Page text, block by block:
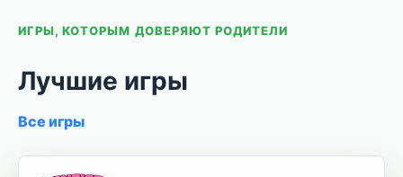
ИГРЫ, КОТОРЫМ ДОВЕРЯЮТ РОДИТЕЛИ
Лучшие игры
Все игры